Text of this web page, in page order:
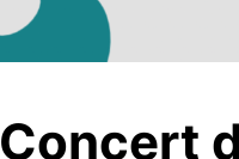
Concert